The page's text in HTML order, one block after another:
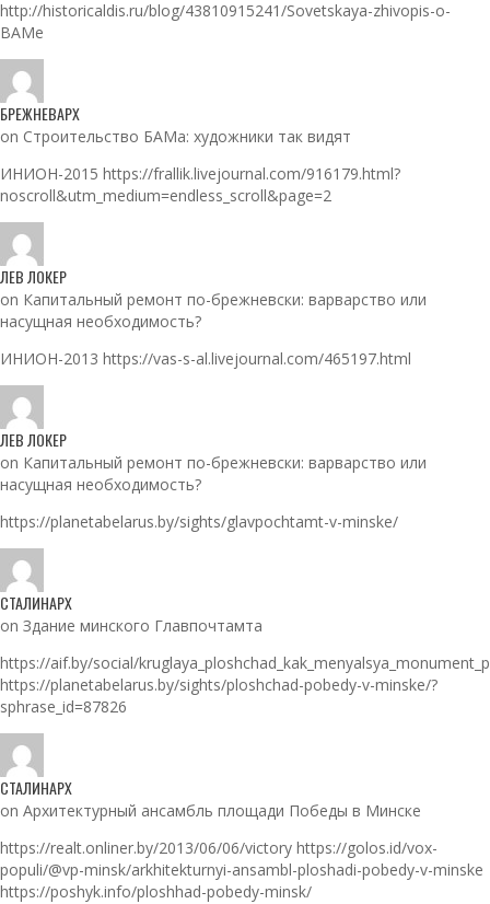
http://historicaldis.ru/blog/43810915241/Sovetskaya-zhivopis-o-
BAMe
БРЕЖНЕВАРХ
on Строительство БАМа: художники так видят
ИНИОН-2015 https://frallik.livejournal.com/916179.html?
noscroll&utm_medium=endless_scroll&page=2
ЛЕВ ЛОКЕР
on Капитальный ремонт по-брежневски: варварство или
насущная необходимость?
ИНИОН-2013 https://vas-s-al.livejournal.com/465197.html
ЛЕВ ЛОКЕР
on Капитальный ремонт по-брежневски: варварство или
насущная необходимость?
https://planetabelarus.by/sights/glavpochtamt-v-minske/
СТАЛИНАРХ
on Здание минского Главпочтамта
https://aif.by/social/
https://planetabelarus.by/sights/ploshchad-pobedy-v-minske/?
sphrase_id=87826
СТАЛИНАРХ
on Архитектурный ансамбль площади Победы в Минске
https://realt.onliner.by/2013/06/06/victory https://golos.id/vox-
populi/@vp-minsk/arkhitekturnyi-ansambl-ploshadi-pobedy-v-minske
https://poshyk.info/ploshhad-pobedy-minsk/